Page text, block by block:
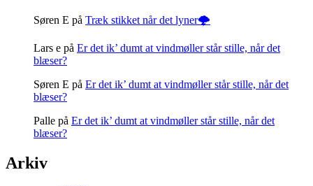
Søren E på Træk stikket når det lyner🌩️
Lars e på Er det ik’ dumt at vindmøller står stille, når det
blæser?
Søren E på Er det ik’ dumt at vindmøller står stille, når det
blæser?
Palle på Er det ik’ dumt at vindmøller står stille, når det
blæser?
Arkiv